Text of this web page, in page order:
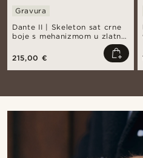
Dante II | Skeleton sat crne
boje s mehanizmom u zlatnoj
Gravura
215,00 €